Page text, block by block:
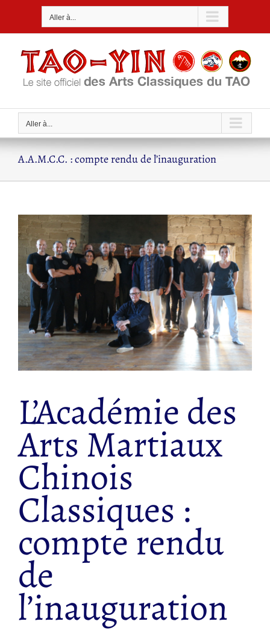
Aller à...
Aller à...
A.A.M.C.C. : compte rendu de l’inauguration
Voir
l'image
agrandie
L’Académie des
Arts Martiaux
Chinois
Classiques :
compte rendu
de
l’inauguration